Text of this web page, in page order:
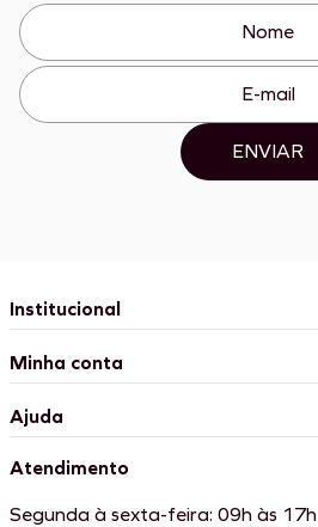
ENVIAR
Institucional
Minha conta
Ajuda
Atendimento
Segunda à sexta-feira: 09h às 17h